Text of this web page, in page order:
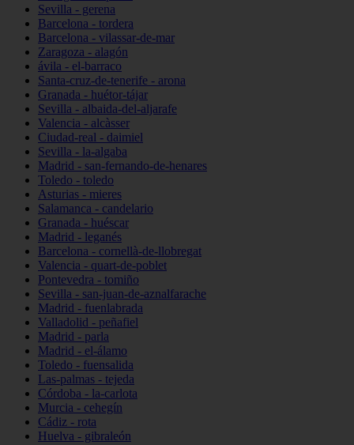
Sevilla - gerena
Barcelona - tordera
Barcelona - vilassar-de-mar
Zaragoza - alagón
ávila - el-barraco
Santa-cruz-de-tenerife - arona
Granada - huétor-tájar
Sevilla - albaida-del-aljarafe
Valencia - alcàsser
Ciudad-real - daimiel
Sevilla - la-algaba
Madrid - san-fernando-de-henares
Toledo - toledo
Asturias - mieres
Salamanca - candelario
Granada - huéscar
Madrid - leganés
Barcelona - cornellà-de-llobregat
Valencia - quart-de-poblet
Pontevedra - tomiño
Sevilla - san-juan-de-aznalfarache
Madrid - fuenlabrada
Valladolid - peñafiel
Madrid - parla
Madrid - el-álamo
Toledo - fuensalida
Las-palmas - tejeda
Córdoba - la-carlota
Murcia - cehegín
Cádiz - rota
Huelva - gibraleón